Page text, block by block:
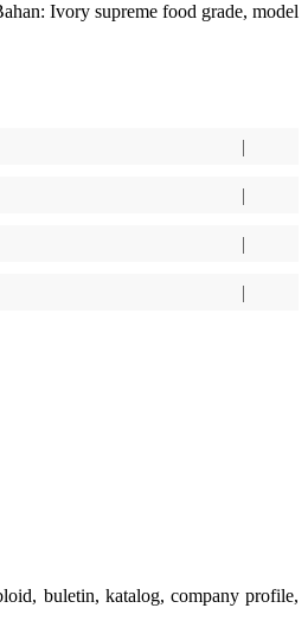
Ivory supreme food grade, model
buletin, katalog, company profile,